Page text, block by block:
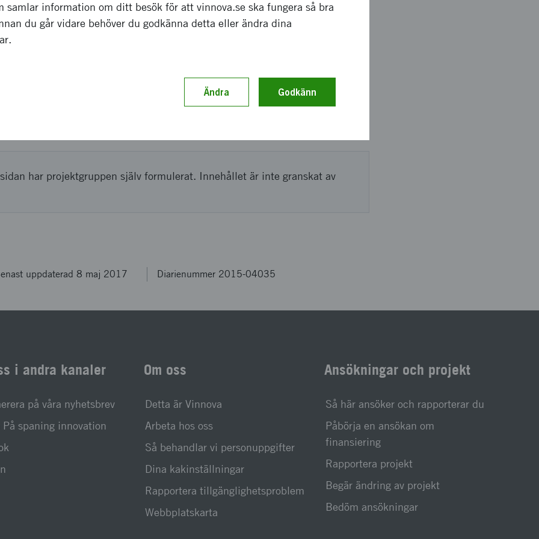
effekter som förväntas
har projektgruppen själv formulerat. Innehållet är inte granskat av
uppdaterad 8 maj 2017 Diarienummer 2015-04035
i andra kanaler
på våra nyhetsbrev
På spaning innovation
Om oss
Detta är Vinnova
Arbeta hos oss
Så behandlar vi personuppgifter
Dina kakinställningar
Rapportera tillgänglighetsproblem
Webbplatskarta
Ansökningar och projekt
Så här ansöker och rapporterar du
Påbörja en ansökan om
finansiering
Rapportera projekt
Begär ändring av projekt
Bedöm ansökningar
samlar information om ditt besök för att vinnova.se ska fungera så bra
du går vidare behöver du godkänna detta eller ändra dina
Ändra Godkänn